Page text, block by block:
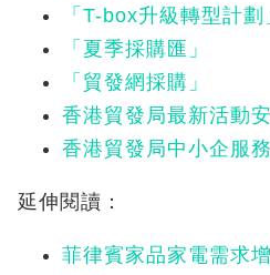
「T-box升級轉型計劃
「夏季採購匯」
「貿發網採購」
香港貿發局最新活動
香港貿發局中小企服
延伸閱讀：
菲律賓家品家電需求